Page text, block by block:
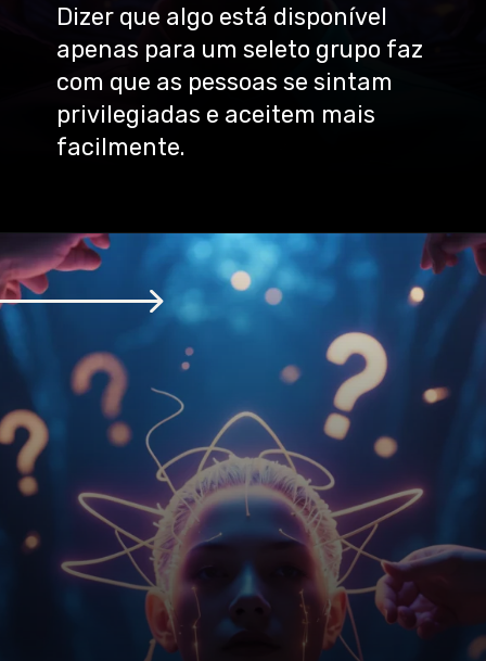
Dizer que algo está disponível
apenas para um seleto grupo faz
com que as pessoas se sintam
privilegiadas e aceitem mais
facilmente.